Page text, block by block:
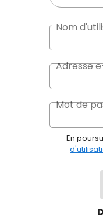
Nom
Adresse
Mot de
En